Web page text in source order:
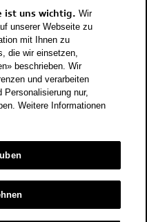
-17:30
-17:00
Audi AG
ist uns wichtig. Wir
unserer Webseite zu
mit Ihnen zu
die wir einsetzen,
beschrieben. Wir
und verarbeiten
Personalisierung nur,
Weitere Informationen